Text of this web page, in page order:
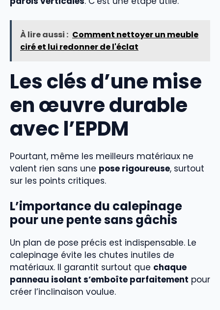
À lire aussi : Comment nettoyer un meuble
ciré et lui redonner de l'éclat
Les clés d’une mise
en œuvre durable
avec l’EPDM
Pourtant, même les meilleurs matériaux ne
valent rien sans une pose rigoureuse, surtout
sur les points critiques.
L’importance du calepinage
pour une pente sans gâchis
Un plan de pose précis est indispensable. Le
calepinage évite les chutes inutiles de
matériaux. Il garantit surtout que chaque
panneau isolant s’emboîte parfaitement pour
créer l’inclinaison voulue.